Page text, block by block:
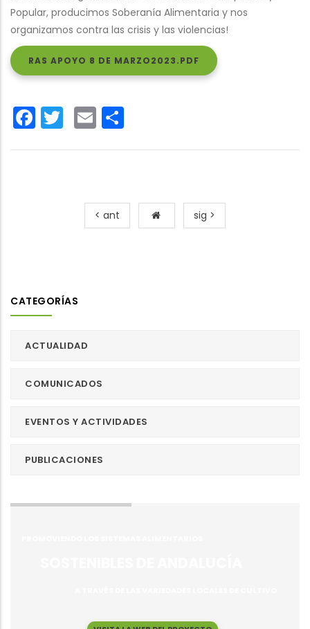
Popular, producimos Soberanía Alimentaria y nos
organizamos contra las crisis y las violencias!
RAS APOYO 8 DE MARZO2023.PDF
Facebook
Twitter
Email
< ant sig >
CATEGORÍAS
ACTUALIDAD
COMUNICADOS
EVENTOS Y ACTIVIDADES
PUBLICACIONES